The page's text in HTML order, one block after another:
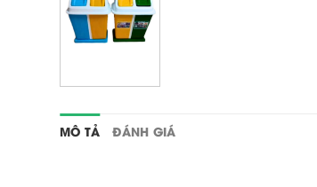
MÔ TẢ ĐÁNH GIÁ